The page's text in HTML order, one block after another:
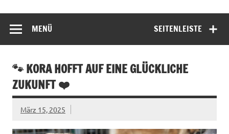
SEITENLEISTE
MENÜ
🐾 KORA HOFFT AUF EINE GLÜCKLICHE
ZUKUNFT ❤️
März 15, 2025